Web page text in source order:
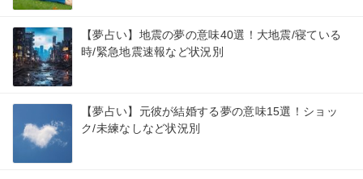
【夢占い】地震の夢の意味40選！大地震/寝ている
時/緊急地震速報など状況別
【夢占い】元彼が結婚する夢の意味15選！ショッ
ク/未練なしなど状況別